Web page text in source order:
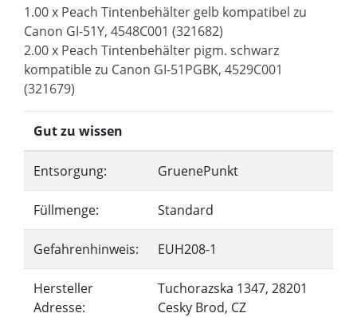
1.00 x Peach Tintenbehälter gelb kompatibel zu
Canon GI-51Y, 4548C001 (321682)
2.00 x Peach Tintenbehälter pigm. schwarz
kompatible zu Canon GI-51PGBK, 4529C001
(321679)
Gut zu wissen
Entsorgung: GruenePunkt
Füllmenge: Standard
Gefahrenhinweis: EUH208-1
Hersteller
Adresse:
Tuchorazska 1347, 28201
Cesky Brod, CZ